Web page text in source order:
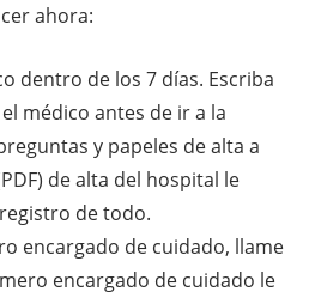
ahora:
dentro de los 7 días. Escriba
médico antes de ir a la
y papeles de alta a
de alta del hospital le
de todo.
encargado de cuidado, llame
encargado de cuidado le